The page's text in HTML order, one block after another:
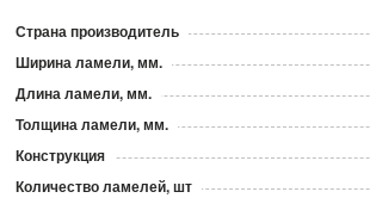
Страна производитель
Ширина ламели, мм.
Длина ламели, мм.
Толщина ламели, мм.
Конструкция
Количество ламелей, шт